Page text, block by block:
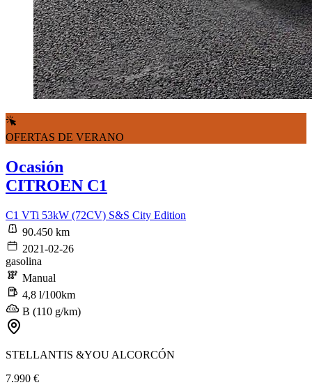
OFERTAS DE VERANO
Ocasión
CITROEN C1
C1 VTi 53kW (72CV) S&S City Edition
90.450 km
2021-02-26
gasolina
Manual
4,8 l/100km
B (110 g/km)
STELLANTIS &YOU ALCORCÓN
7.990 €